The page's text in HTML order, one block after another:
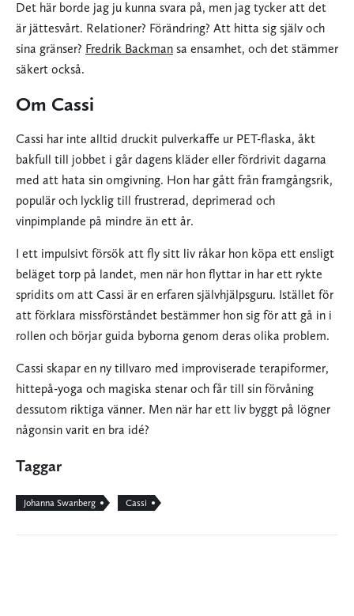
Det här borde jag ju kunna svara på, men jag tycker att det
är jättesvårt. Relationer? Förändring? Att hitta sig själv och
sina gränser? Fredrik Backman sa ensamhet, och det stämmer
säkert också.
Om Cassi
Cassi har inte alltid druckit pulverkaffe ur PET-flaska, åkt
bakfull till jobbet i går dagens kläder eller fördrivit dagarna
med att hata sin omgivning. Hon har gått från framgångsrik,
populär och lycklig till frustrerad, deprimerad och
vinpimplande på mindre än ett år.
I ett impulsivt försök att fly sitt liv råkar hon köpa ett ensligt
beläget torp på landet, men när hon flyttar in har ett rykte
spridits om att Cassi är en erfaren självhjälpsguru. Istället för
att förklara missförståndet bestämmer hon sig för att gå in i
rollen och börjar guida byborna genom deras olika problem.
Cassi skapar en ny tillvaro med improviserade terapiformer,
hittepå-yoga och magiska stenar och får till sin förvåning
dessutom riktiga vänner. Men när har ett liv byggt på lögner
någonsin varit en bra idé?
Taggar
Johanna Swanberg Cassi